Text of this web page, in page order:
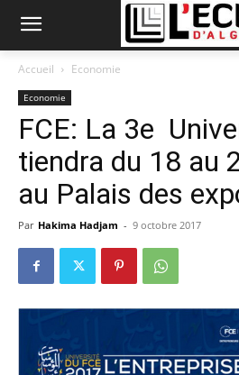
Accueil Economie
Economie
FCE: La 3e
tiendra du 18 au
au Palais des
Par Hakima Hadjam - 9 octobre 2017